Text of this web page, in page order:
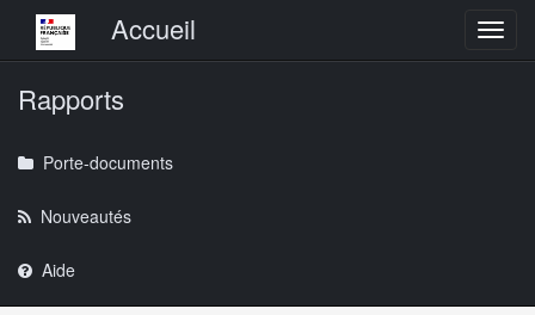
Menu principalAccueil
Rapports
Porte-documents
Nouveautés
Aide